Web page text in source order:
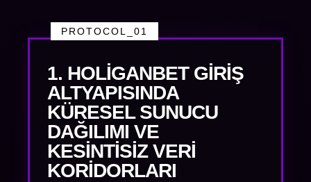
PROTOCOL_01
1. HOLIGANBET GIRIŞ
ALTYAPISINDA
KÜRESEL SUNUCU
DAĞILIMI VE
KESINTISIZ VERI
KORIDORLARI